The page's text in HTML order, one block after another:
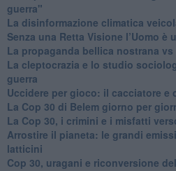
guerra"
​La disinformazione climatica
Senza una Retta Visione l’Uomo è
​La propaganda bellica nostrana
​La cleptocrazia e lo studio
guerra
​Uccidere per gioco: il cacciatore e
​La Cop 30 di Belem giorno per
La Cop 30, i crimini e i misfatti
Arrostire il pianeta: le grandi
latticini
​Cop 30, uragani e riconversione